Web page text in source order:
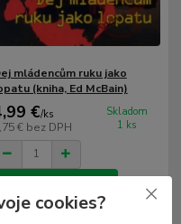
mládencům ruku jako
(kniha, Ed McBain)
€/ks
€ bez DPH
Skladom
1 ks
cookies?